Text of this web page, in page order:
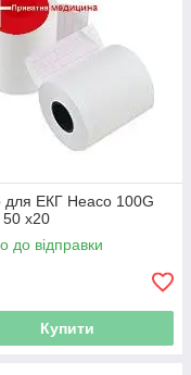
для ЕКГ Heaco 100G
50 x20
до відправки
Купити